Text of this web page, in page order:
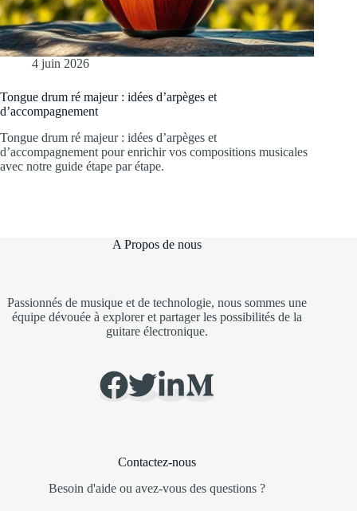
4 juin 2026
Tongue drum ré majeur : idées d’arpèges et
d’accompagnement
Tongue drum ré majeur : idées d’arpèges et
d’accompagnement pour enrichir vos compositions musicales
avec notre guide étape par étape.
A Propos de nous
Passionnés de musique et de technologie, nous sommes une
équipe dévouée à explorer et partager les possibilités de la
guitare électronique.
Contactez-nous
Besoin d'aide ou avez-vous des questions ?